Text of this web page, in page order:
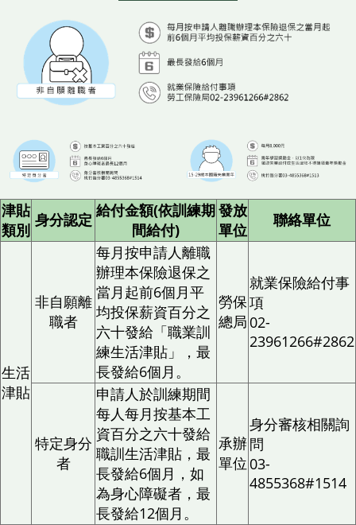
津貼
類別
身分認定 給付金額(依訓練期
間給付)
發放
單位
聯絡單位
生活
津貼
非自願離
職者
每月按申請人離職
辦理本保險退保之
當月起前6個月平
均投保薪資百分之
六十發給「職業訓
練生活津貼」，最
長發給6個月。
勞保
總局
就業保險給付事
項
02-
23961266#2862
特定身分
者
申請人於訓練期間
每人每月按基本工
資百分之六十發給
職訓生活津貼，最
長發給6個月，如
為身心障礙者，最
長發給12個月。
承辦
單位
身分審核相關詢
問
03-
4855368#1514